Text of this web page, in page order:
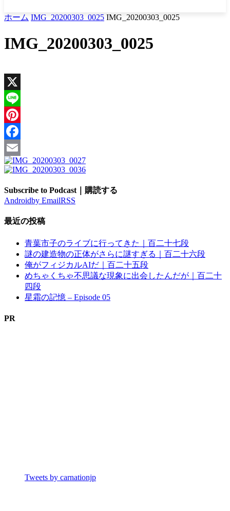
ホーム IMG_20200303_0025 IMG_20200303_0025
IMG_20200303_0025
X
Line
Pinterest
Facebook
Email
Subscribe to Podcast｜購読する
Androidby EmailRSS
最近の投稿
青葉市子のライブに行ってきた｜百二十七段
謎の建造物の正体がさらに謎すぎる｜百二十六段
俺がフィジカルAIだ｜百二十五段
めちゃくちゃ不思議な現象に出会したんだが｜百二十
四段
星霜の記憶 – Episode 05
PR
Tweets by carnationjp